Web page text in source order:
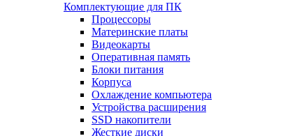
Комплектующие для ПК
Процессоры
Материнские платы
Видеокарты
Оперативная память
Блоки питания
Корпуса
Охлаждение компьютера
Устройства расширения
SSD накопители
Жесткие диски